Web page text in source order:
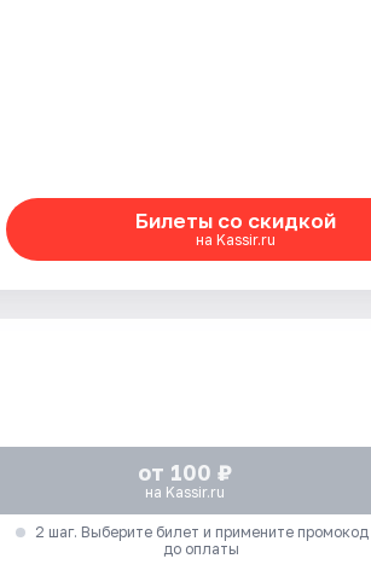
Билеты со скидкой
на Kassir.ru
от 100 ₽
на Kassir.ru
2 шаг. Выберите билет и примените промокод
до оплаты